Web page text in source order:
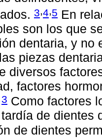
3,4,5 En
son los que
dentaria, y no
piezas
diversos
factores
3 Como factores
de dientes
de dientes